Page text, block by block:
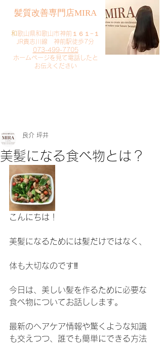
​髪質改善専門店MIRA
​和歌山県和歌山市神前１６１−１
JR貴志川線 神前駅徒歩7分
073-499-7705
​ホームページを見て電話したと
お伝えください
美髪になる食べ物とは？
良介 坪井
こんにちは！
美髪になるためには髪だけではなく、
体も大切なのです‼️
今日は、美しい髪を作るために必要な
食べ物についてお話しします。
最新のヘアケア情報や驚くような知識
も交えつつ、誰でも簡単にできる方法